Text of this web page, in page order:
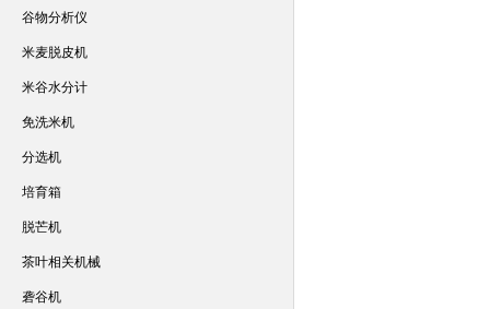
谷物分析仪
米麦脱皮机
米谷水分计
免洗米机
分选机
培育箱
脱芒机
茶叶相关机械
砻谷机